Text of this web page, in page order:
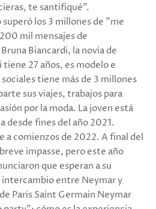
te santifiqué”.
los 3 millones de "me
mil mensajes de
Biancardi, la novia de
27 años, es modelo e
tiene más de 3 millones
sus viajes, trabajos para
por la moda. La joven está
desde fines del año 2021.
a comienzos de 2022. A final del
impasse, pero este año
que esperan a su
entre Neymar y
Paris Saint Germain Neymar